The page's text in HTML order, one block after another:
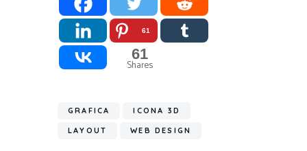
61
61
Shares
GRAFICA ICONA 3D
LAYOUT WEB DESIGN